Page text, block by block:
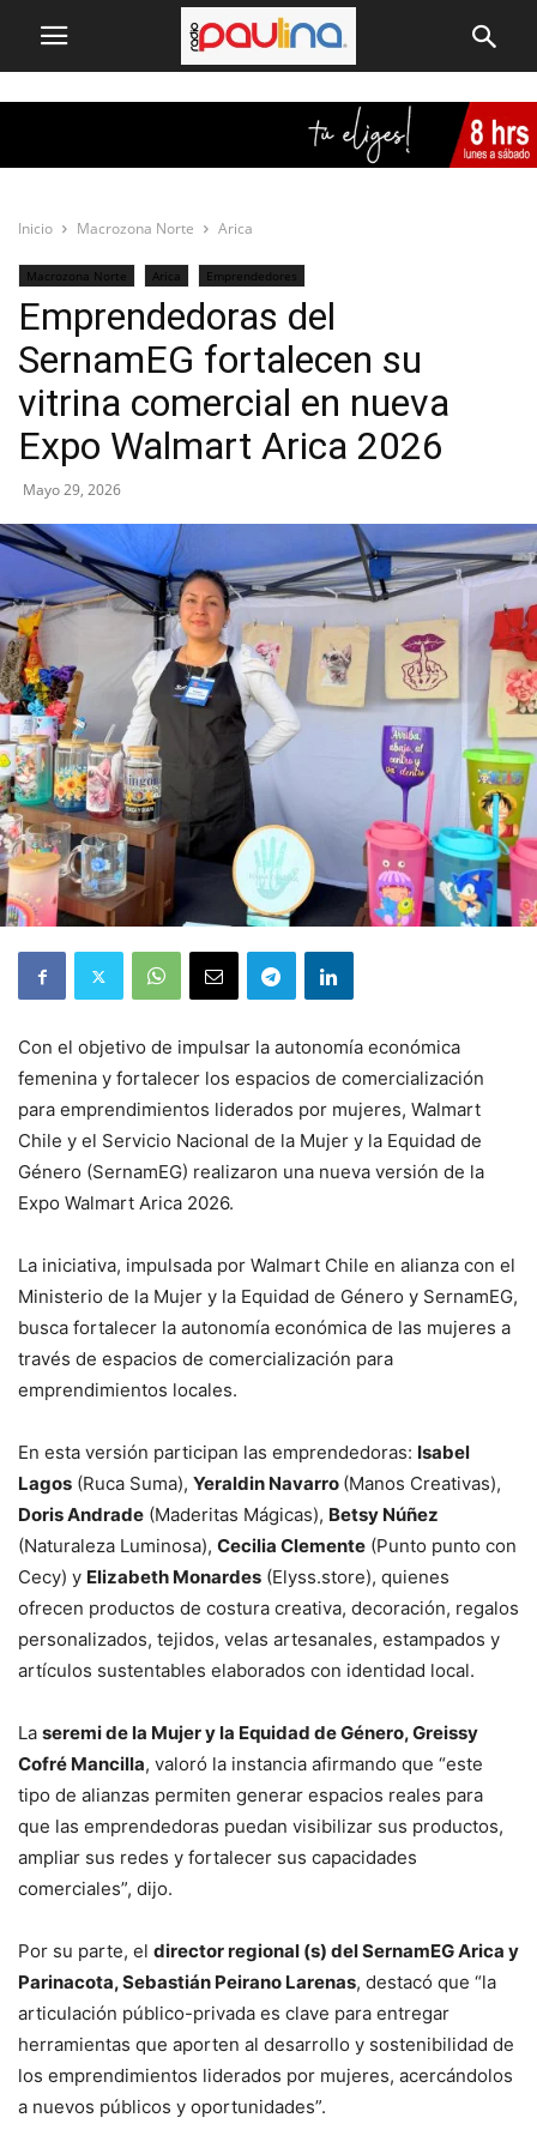
Inicio Macrozona Norte Arica
Macrozona Norte Arica Emprendedores
Emprendedoras del
SernamEG fortalecen su
vitrina comercial en nueva
Expo Walmart Arica 2026
Mayo 29, 2026
Con el objetivo de impulsar la autonomía económica
femenina y fortalecer los espacios de comercialización
para emprendimientos liderados por mujeres, Walmart
Chile y el Servicio Nacional de la Mujer y la Equidad de
Género (SernamEG) realizaron una nueva versión de la
Expo Walmart Arica 2026.
La iniciativa, impulsada por Walmart Chile en alianza con el
Ministerio de la Mujer y la Equidad de Género y SernamEG,
busca fortalecer la autonomía económica de las mujeres a
través de espacios de comercialización para
emprendimientos locales.
En esta versión participan las emprendedoras: Isabel
Lagos (Ruca Suma), Yeraldin Navarro (Manos Creativas),
Doris Andrade (Maderitas Mágicas), Betsy Núñez
(Naturaleza Luminosa), Cecilia Clemente (Punto punto con
Cecy) y Elizabeth Monardes (Elyss.store), quienes
ofrecen productos de costura creativa, decoración, regalos
personalizados, tejidos, velas artesanales, estampados y
artículos sustentables elaborados con identidad local.
La seremi de la Mujer y la Equidad de Género, Greissy
Cofré Mancilla, valoró la instancia afirmando que “este
tipo de alianzas permiten generar espacios reales para
que las emprendedoras puedan visibilizar sus productos,
ampliar sus redes y fortalecer sus capacidades
comerciales”, dijo.
Por su parte, el director regional (s) del SernamEG Arica y
Parinacota, Sebastián Peirano Larenas, destacó que “la
articulación público-privada es clave para entregar
herramientas que aporten al desarrollo y sostenibilidad de
los emprendimientos liderados por mujeres, acercándolos
a nuevos públicos y oportunidades”.